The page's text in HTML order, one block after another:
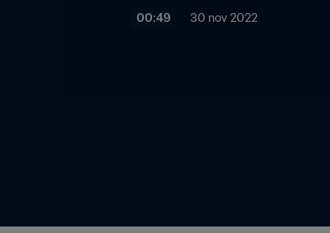
00:49 30 nov 2022